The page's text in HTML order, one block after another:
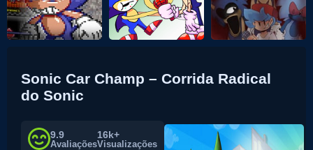
Sonic Car Champ – Corrida Radical
do Sonic
9.9
Avaliações
16k+
Visualizações